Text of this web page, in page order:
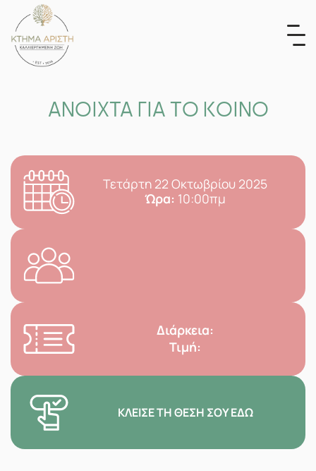
content
ΑΝΟΙΧΤΑ ΓΙΑ ΤΟ ΚΟΙΝΟ
Τετάρτη 22 Οκτωβρίου 2025
Ώρα: 10:00πμ
Διάρκεια:
Τιμή:
ΚΛΕΊΣΕ ΤΗ ΘΈΣΗ ΣΟΥ ΕΔΏ